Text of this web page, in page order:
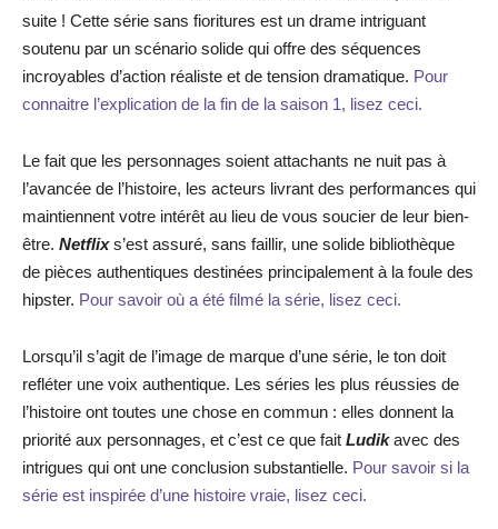
suite ! Cette série sans fioritures est un drame intriguant
soutenu par un scénario solide qui offre des séquences
incroyables d’action réaliste et de tension dramatique. Pour
connaitre l’explication de la fin de la saison 1, lisez ceci.
Le fait que les personnages soient attachants ne nuit pas à
l’avancée de l’histoire, les acteurs livrant des performances qui
maintiennent votre intérêt au lieu de vous soucier de leur bien-
être. Netflixs’est assuré, sans faillir, une solide bibliothèque
de pièces authentiques destinées principalement à la foule des
hipster. Pour savoir où a été filmé la série, lisez ceci.
Lorsqu’il s’agit de l’image de marque d’une série, le ton doit
refléter une voix authentique. Les séries les plus réussies de
l’histoire ont toutes une chose en commun : elles donnent la
priorité aux personnages, et c’est ce que fait Ludikavec des
intrigues qui ont une conclusion substantielle. Pour savoir si la
série est inspirée d’une histoire vraie, lisez ceci.